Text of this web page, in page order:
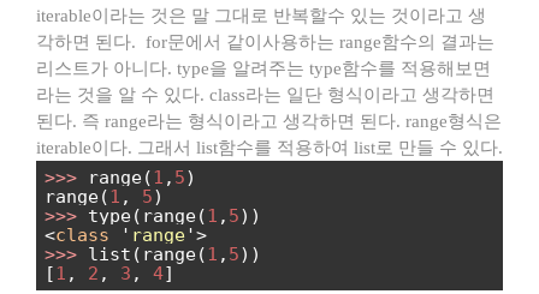
iterable이라는 것은 말 그대로 반복할수 있는 것이라고 생
각하면 된다. for문에서 같이사용하는 range함수의 결과는
리스트가 아니다. type을 알려주는 type함수를 적용해보면
라는 것을 알 수 있다. class라는 일단 형식이라고 생각하면
된다. 즉 range라는 형식이라고 생각하면 된다. range형식은
iterable이다. 그래서 list함수를 적용하여 list로 만들 수 있다.
>>> range(1 , 5)
range(1 , 5)
>>> type(range(1 , 5))
<class ' range'>
>>> list(range(1 , 5))
[1 , 2 , 3 , 4]